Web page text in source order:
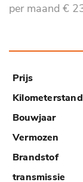
per maand €